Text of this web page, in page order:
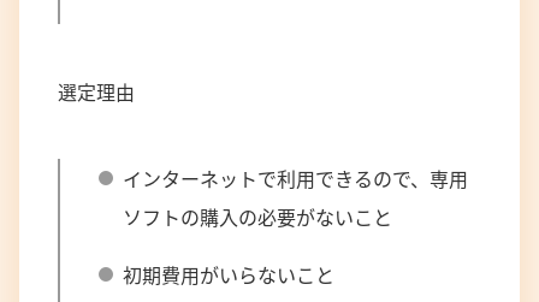
選定理由
インターネットで利用できるので、専用
ソフトの購入の必要がないこと
初期費用がいらないこと